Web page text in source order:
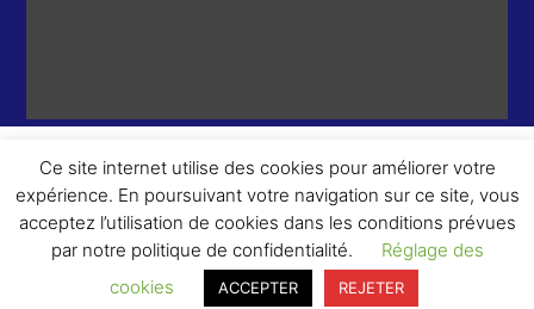
© 2026 – 2 ème Round – Tous droits réservés.
Ce site internet utilise des cookies pour améliorer votre
expérience. En poursuivant votre navigation sur ce site, vous
acceptez l’utilisation de cookies dans les conditions prévues
par notre politique de confidentialité.
Réglage des
cookies
ACCEPTER REJETER